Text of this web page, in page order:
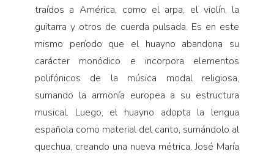
traídos a América, como el arpa, el violín, la
guitarra y otros de cuerda pulsada. Es en este
mismo período que el huayno abandona su
carácter monódico e incorpora elementos
polifónicos de la música modal religiosa,
sumando la armonía europea a su estructura
musical. Luego, el huayno adopta la lengua
española como material del canto, sumándolo al
quechua, creando una nueva métrica. José María